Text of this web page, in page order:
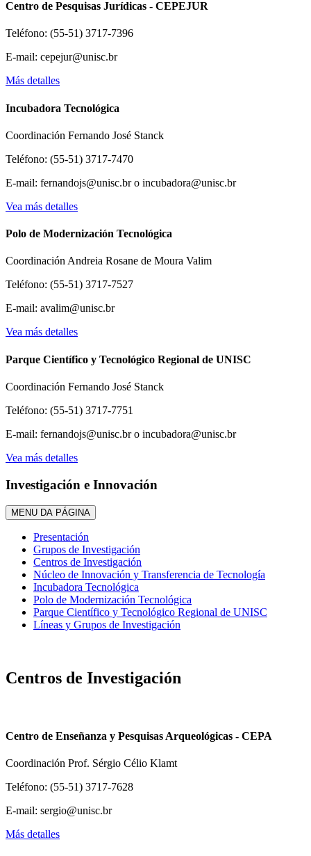
Centro de Pesquisas Jurídicas - CEPEJUR
Teléfono: (55-51) 3717-7396
E-mail: cepejur@unisc.br
Más detalles
Incubadora Tecnológica
Coordinación Fernando José Stanck
Teléfono: (55-51) 3717-7470
E-mail: fernandojs@unisc.br o incubadora@unisc.br
Vea más detalles
Polo de Modernización Tecnológica
Coordinación Andreia Rosane de Moura Valim
Teléfono: (55-51) 3717-7527
E-mail: avalim@unisc.br
Vea más detalles
Parque Científico y Tecnológico Regional de UNISC
Coordinación Fernando José Stanck
Teléfono: (55-51) 3717-7751
E-mail: fernandojs@unisc.br o incubadora@unisc.br
Vea más detalles
Investigación e Innovación
MENU DA PÁGINA
Presentación
Grupos de Investigación
Centros de Investigación
Núcleo de Innovación y Transferencia de Tecnología
Incubadora Tecnológica
Polo de Modernización Tecnológica
Parque Científico y Tecnológico Regional de UNISC
Líneas y Grupos de Investigación
Centros de Investigación
Centro de Enseñanza y Pesquisas Arqueológicas - CEPA
Coordinación Prof. Sérgio Célio Klamt
Teléfono: (55-51) 3717-7628
E-mail: sergio@unisc.br
Más detalles